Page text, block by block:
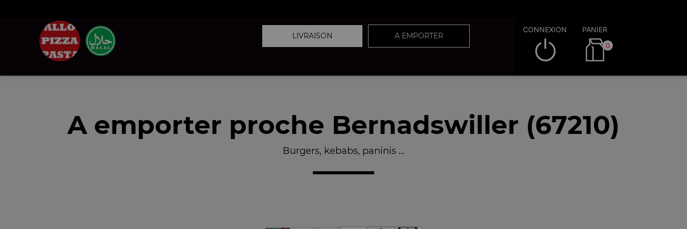
LIVRAISON A EMPORTER
CONNEXION PANIER
0
A emporter proche Bernadswiller (67210)
Burgers, kebabs, paninis ...